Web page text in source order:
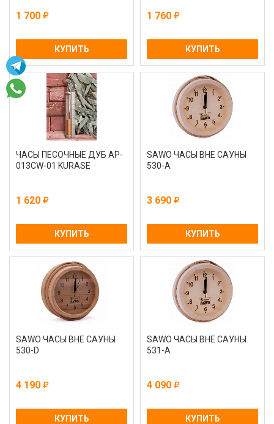
1 700
КУПИТЬ
1 760
КУПИТЬ
ЧАСЫ ПЕСОЧНЫЕ ДУБ AP-
013CW-01 KURASE
1 620
КУПИТЬ
SAWO ЧАСЫ ВНЕ САУНЫ
530-A
3 690
КУПИТЬ
SAWO ЧАСЫ ВНЕ САУНЫ
530-D
4 190
КУПИТЬ
SAWO ЧАСЫ ВНЕ САУНЫ
531-A
4 090
КУПИТЬ